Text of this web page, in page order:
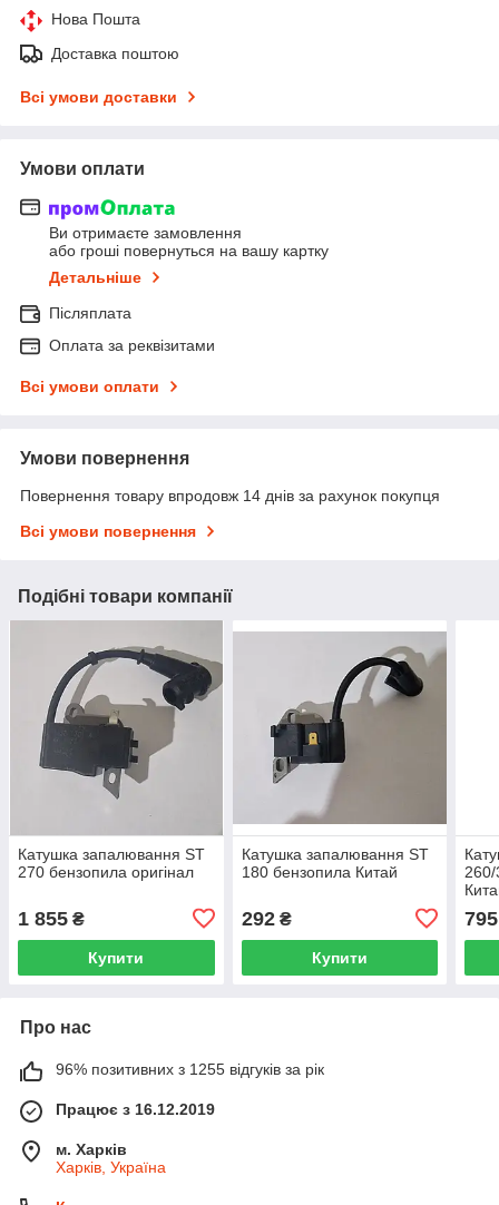
Нова Пошта
Доставка поштою
Всі умови доставки
Умови оплати
Ви отримаєте замовлення
або гроші повернуться на вашу картку
Детальніше
Післяплата
Оплата за реквізитами
Всі умови оплати
Умови повернення
Повернення товару впродовж 14 днів за рахунок покупця
Всі умови повернення
Подібні товари компанії
Катушка запалювання ST
270 бензопила оригінал
1 855 ₴
Купити
Катушка запалювання ST
180 бензопила Китай
292₴
Купити
795
Про нас
96% позитивних з 1255 відгуків за рік
Працює з 16.12.2019
м. Харків
Харків, Україна